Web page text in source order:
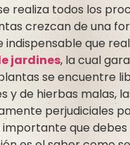
realiza todos los
crezcan de una
indispensable que
jardines, la cual
se encuentre
y de hierbas malas,
perjudiciales
importante que